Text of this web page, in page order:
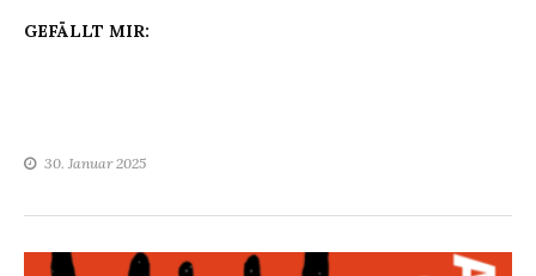
GEFÄLLT MIR:
30. Januar 2025